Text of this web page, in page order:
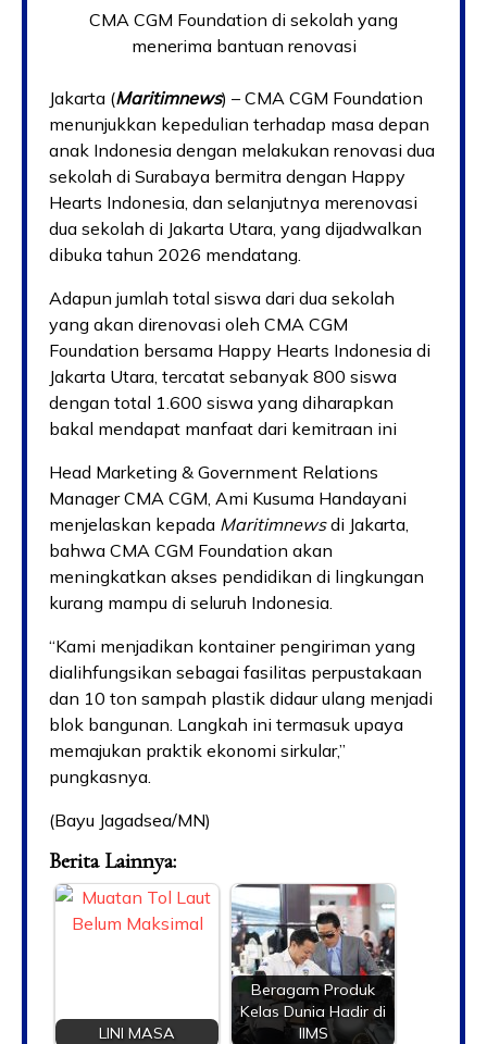
CMA CGM Foundation di sekolah yang
menerima bantuan renovasi
Jakarta (Maritimnews) – CMA CGM Foundation
menunjukkan kepedulian terhadap masa depan
anak Indonesia dengan melakukan renovasi dua
sekolah di Surabaya bermitra dengan Happy
Hearts Indonesia, dan selanjutnya merenovasi
dua sekolah di Jakarta Utara, yang dijadwalkan
dibuka tahun 2026 mendatang.
Adapun jumlah total siswa dari dua sekolah
yang akan direnovasi oleh CMA CGM
Foundation bersama Happy Hearts Indonesia di
Jakarta Utara, tercatat sebanyak 800 siswa
dengan total 1.600 siswa yang diharapkan
bakal mendapat manfaat dari kemitraan ini
Head Marketing & Government Relations
Manager CMA CGM, Ami Kusuma Handayani
menjelaskan kepada Maritimnewsdi Jakarta,
bahwa CMA CGM Foundation akan
meningkatkan akses pendidikan di lingkungan
kurang mampu di seluruh Indonesia.
“Kami menjadikan kontainer pengiriman yang
dialihfungsikan sebagai fasilitas perpustakaan
dan 10 ton sampah plastik didaur ulang menjadi
blok bangunan. Langkah ini termasuk upaya
memajukan praktik ekonomi sirkular,”
pungkasnya.
(Bayu Jagadsea/MN)
Berita Lainnya:
LINI MASA
Beragam Produk
Kelas Dunia Hadir di
IIMS